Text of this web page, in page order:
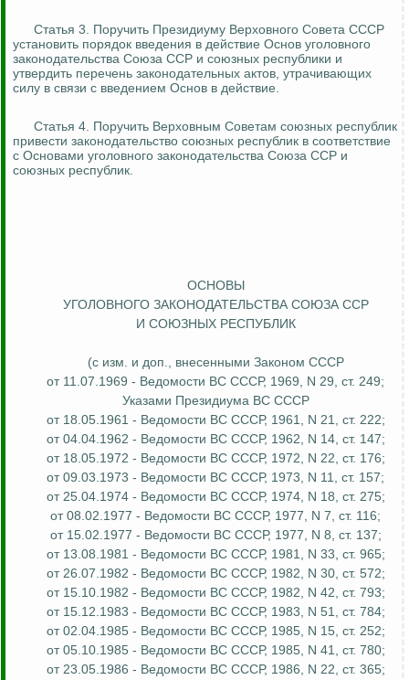
Статья 3. Поручить Президиуму Верховного Совета СССР
установить порядок введения в действие Основ уголовного
законодательства Союза ССР и союзных республики и
утвердить перечень законодательных актов, утрачивающих
силу в связи с введением Основ в действие.
Статья 4. Поручить Верховным Советам союзных республик
привести законодательство союзных республик в соответствие
с Основами уголовного законодательства Союза ССР и
союзных республик.
ОСНОВЫ
УГОЛОВНОГО ЗАКОНОДАТЕЛЬСТВА СОЮЗА ССР
И СОЮЗНЫХ РЕСПУБЛИК
(с изм. и доп., внесенными Законом СССР
от 11.07.1969 - Ведомости ВС СССР, 1969, N 29, ст. 249;
Указами Президиума ВС СССР
от 18.05.1961 - Ведомости ВС СССР, 1961, N 21, ст. 222;
от 04.04.1962 - Ведомости ВС СССР, 1962, N 14, ст. 147;
от 18.05.1972 - Ведомости ВС СССР, 1972, N 22, ст. 176;
от 09.03.1973 - Ведомости ВС СССР, 1973, N 11, ст. 157;
от 25.04.1974 - Ведомости ВС СССР, 1974, N 18, ст. 275;
от 08.02.1977 - Ведомости ВС СССР, 1977, N 7, ст. 116;
от 15.02.1977 - Ведомости ВС СССР, 1977, N 8, ст. 137;
от 13.08.1981 - Ведомости ВС СССР, 1981, N 33, ст. 965;
от 26.07.1982 - Ведомости ВС СССР, 1982, N 30, ст. 572;
от 15.10.1982 - Ведомости ВС СССР, 1982, N 42, ст. 793;
от 15.12.1983 - Ведомости ВС СССР, 1983, N 51, ст. 784;
от 02.04.1985 - Ведомости ВС СССР, 1985, N 15, ст. 252;
от 05.10.1985 - Ведомости ВС СССР, 1985, N 41, ст. 780;
от 23.05.1986 - Ведомости ВС СССР, 1986, N 22, ст. 365;